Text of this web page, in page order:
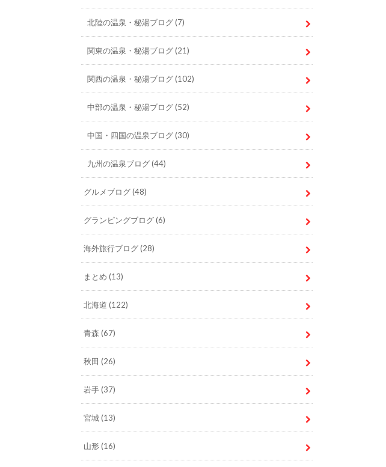
北陸の温泉・秘湯ブログ(7)
関東の温泉・秘湯ブログ(21)
関西の温泉・秘湯ブログ(102)
中部の温泉・秘湯ブログ(52)
中国・四国の温泉ブログ(30)
九州の温泉ブログ(44)
グルメブログ(48)
グランピングブログ(6)
海外旅行ブログ(28)
まとめ (13)
北海道 (122)
青森 (67)
秋田 (26)
岩手(37)
宮城(13)
山形(16)